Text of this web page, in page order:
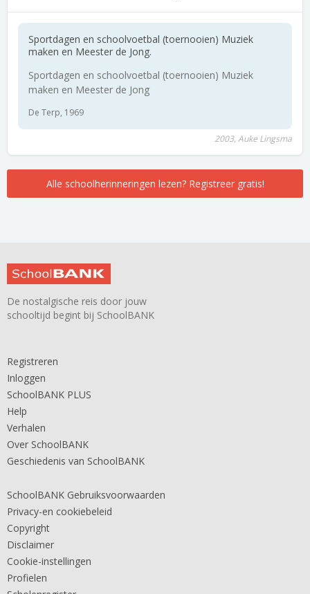
Sportdagen en schoolvoetbal (toernooien) Muziek
maken en Meester de Jong.
Sportdagen en schoolvoetbal (toernooien) Muziek
maken en Meester de Jong
De Terp, 1969
2003, Auke Lingsma
Alle schoolherinneringen lezen? Registreer gratis!
De nostalgische reis door jouw
schooltijd begint bij SchoolBANK
Registreren
Inloggen
SchoolBANK PLUS
Help
Verhalen
Over SchoolBANK
Geschiedenis van SchoolBANK
SchoolBANK Gebruiksvoorwaarden
Privacy-en cookiebeleid
Copyright
Disclaimer
Cookie-instellingen
Profielen